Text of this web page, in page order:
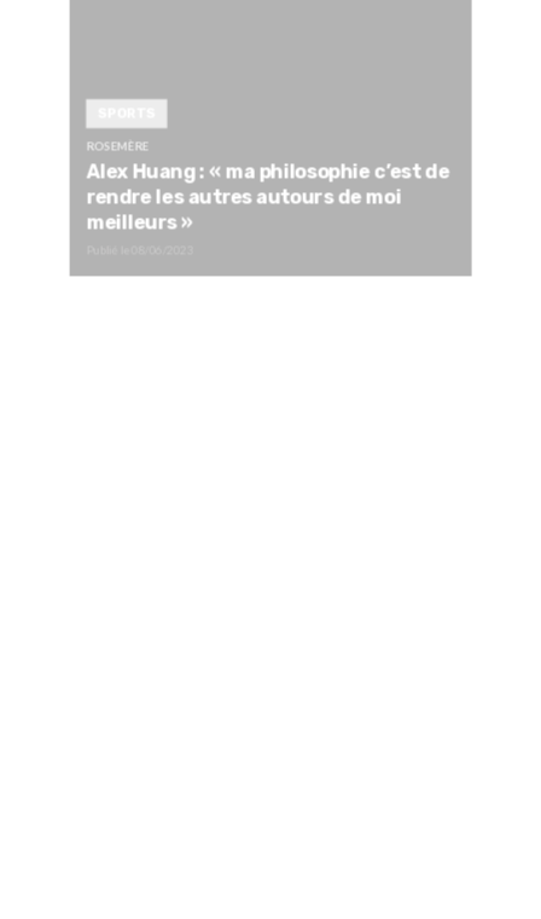
ROSEMÈRE
Alex Huang : « ma philosophie c’est de
rendre les autres autours de moi
meilleurs »